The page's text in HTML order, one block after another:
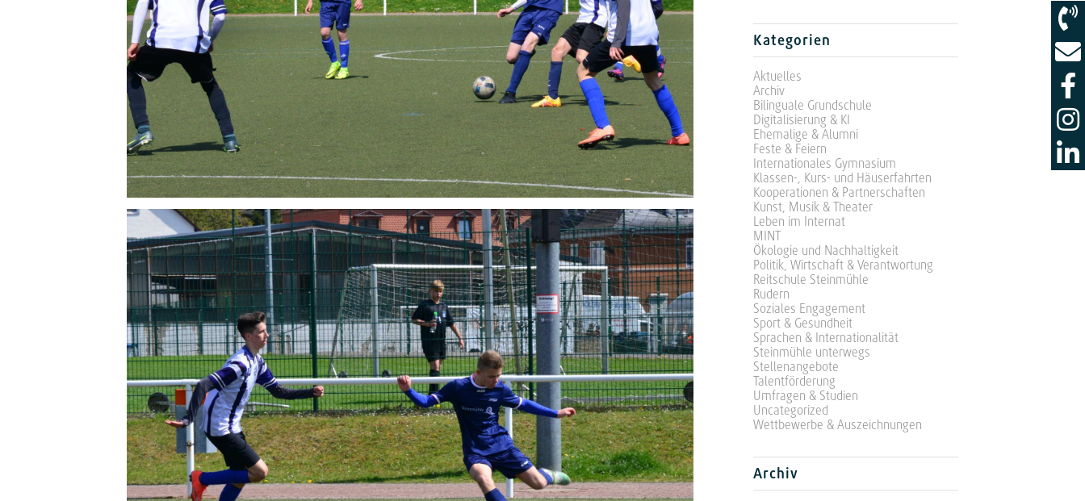
Kategorien
Aktuelles
Archiv
Bilinguale Grundschule
Digitalisierung & KI
Ehemalige & Alumni
Feste & Feiern
Internationales Gymnasium
Klassen-, Kurs- und Häuserfahrten
Kooperationen & Partnerschaften
Kunst, Musik & Theater
Leben im Internat
MINT
Ökologie und Nachhaltigkeit
Politik, Wirtschaft & Verantwortung
Reitschule Steinmühle
Rudern
Soziales Engagement
Sport & Gesundheit
Sprachen & Internationalität
Steinmühle unterwegs
Stellenangebote
Talentförderung
Umfragen & Studien
Uncategorized
Wettbewerbe & Auszeichnungen
Archiv